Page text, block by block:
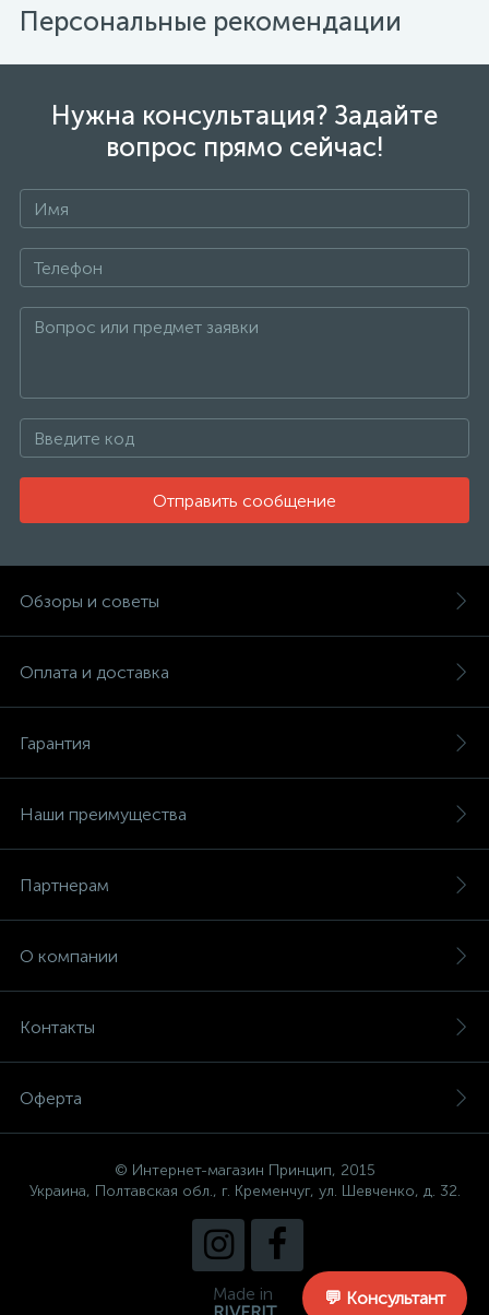
Персональные рекомендации
Нужна консультация? Задайте
вопрос прямо сейчас!
Отправить сообщение
Обзоры и советы
Оплата и доставка
Гарантия
Наши преимущества
Партнерам
О компании
Контакты
Оферта
© Интернет-магазин Принцип, 2015
Украина, Полтавская обл., г. Кременчуг, ул. Шевченко, д. 32.
Made in
💬 Консультант